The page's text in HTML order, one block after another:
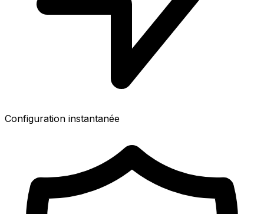
Configuration instantanée